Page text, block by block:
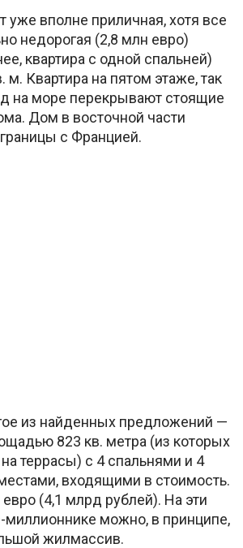
уже вполне приличная, хотя все
недорогая (2,8 млн евро)
квартира с одной спальней)
Квартира на пятом этаже, так
на море перекрывают стоящие
Дом в восточной части
с Францией.
из найденных предложений —
823 кв. метра (из которых
террасы) с 4 спальнями и 4
входящими в стоимость.
(4,1 млрд рублей). На эти
миллионнике можно, в принципе,
жилмассив.